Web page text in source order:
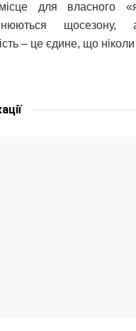
для власного
– це єдине, що